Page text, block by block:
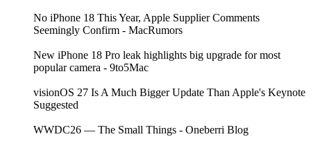
No iPhone 18 This Year, Apple Supplier Comments
Seemingly Confirm - MacRumors
New iPhone 18 Pro leak highlights big upgrade for most
popular camera - 9to5Mac
visionOS 27 Is A Much Bigger Update Than Apple's Keynote
Suggested
WWDC26 — The Small Things - Oneberri Blog